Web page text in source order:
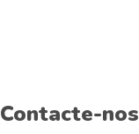
Contacte-nos